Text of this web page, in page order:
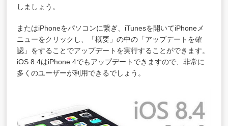
しましょう。
またはiPhoneをパソコンに繋ぎ、iTunesを開いてiPhoneメ
ニューをクリックし、「概要」の中の「アップデートを確
認」をすることでアップデートを実行することができます。
iOS 8.4はiPhone 4でもアップデートできますので、非常に
多くのユーザーが利用できるでしょう。